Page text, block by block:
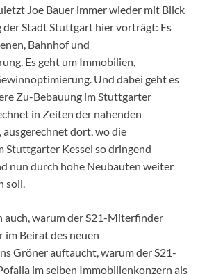
Joe Bauer immer wieder mit Blick
Stadt Stuttgart hier vorträgt: Es
Bahnhof und
Es geht um Immobilien,
Und dabei geht es
Zu-Bebauung im Stuttgarter
in Zeiten der nahenden
dort, wo die
Stuttgarter Kessel so dringend
nun durch hohe Neubauten weiter
soll.
auch, warum der S21-Miterfinder
Beirat des neuen
Gröner auftaucht, warum der S21-
im selben Immobilienkonzern als